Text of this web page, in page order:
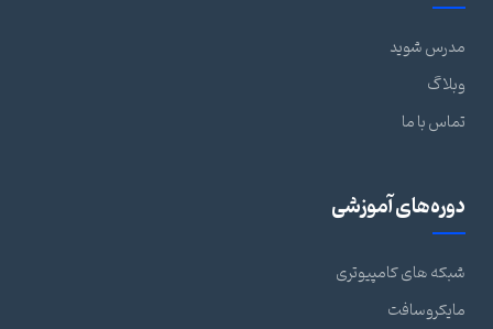
مدرس شوید
وبلاگ
تماس با ما
دوره‌های آموزشی
شبکه های کامپیوتری
مایکروسافت